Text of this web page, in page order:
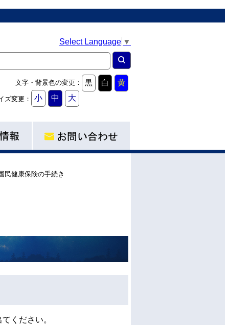
Select Language ▼
黄
白
黒
文字・背景色の変更：
大
中
小
ズ変更：
民健康保険の手続き
ください。